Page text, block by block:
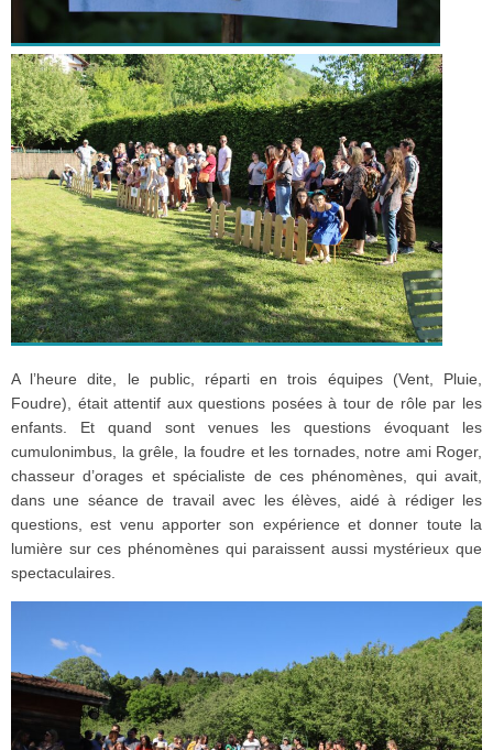
A l’heure dite, le public, réparti en trois équipes (Vent, Pluie,
Foudre), était attentif aux questions posées à tour de rôle par les
enfants. Et quand sont venues les questions évoquant les
cumulonimbus, la grêle, la foudre et les tornades, notre ami Roger,
chasseur d’orages et spécialiste de ces phénomènes, qui avait,
dans une séance de travail avec les élèves, aidé à rédiger les
questions, est venu apporter son expérience et donner toute la
lumière sur ces phénomènes qui paraissent aussi mystérieux que
spectaculaires.